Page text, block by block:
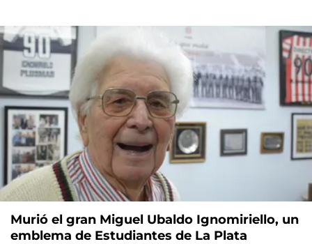
Murió el gran Miguel Ubaldo Ignomiriello, un
emblema de Estudiantes de La Plata